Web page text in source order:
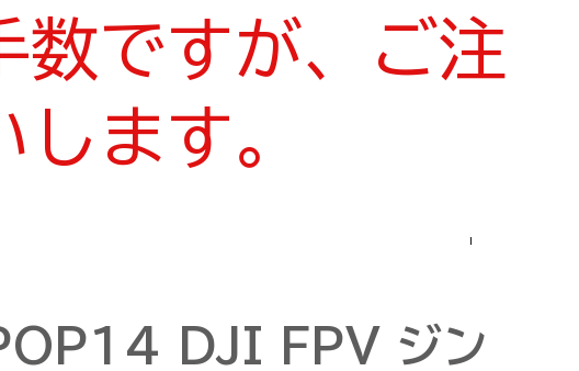
数ですが、ご注
ます。
DJI FPV ジン